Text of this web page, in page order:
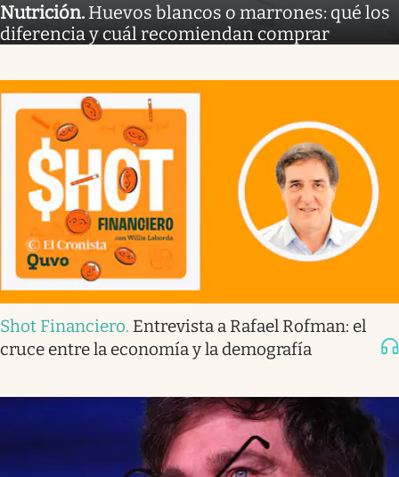
Nutrición. Huevos blancos o marrones: qué los
diferencia y cuál recomiendan comprar
Shot Financiero. Entrevista a Rafael Rofman: el
cruce entre la economía y la demografía